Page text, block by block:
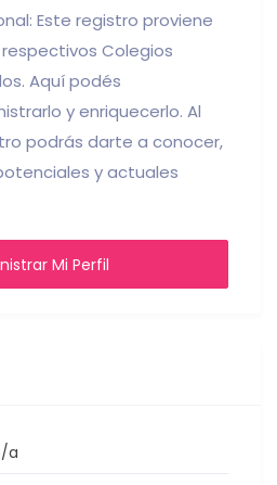
Este registro proviene
Colegios
Aquí podés
y enriquecerlo. Al
podrás darte a conocer,
y actuales
Mi Perfil
a